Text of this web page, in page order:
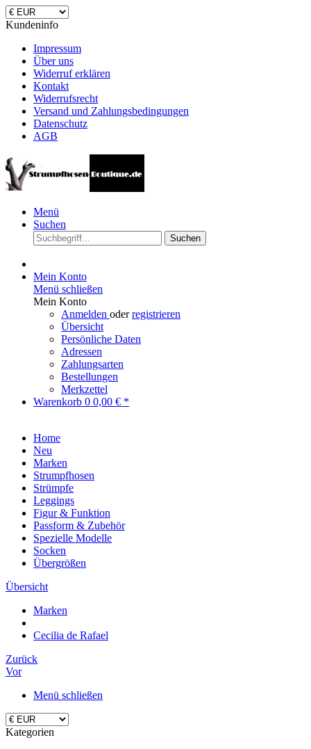
Kundeninfo
Impressum
Über uns
Widerruf erklären
Kontakt
Widerrufsrecht
Versand und Zahlungsbedingungen
Datenschutz
AGB
Menü
Suchen
Suchen
Mein Konto
Menü schließen
Mein Konto
Anmelden oderregistrieren
Übersicht
Persönliche Daten
Adressen
Zahlungsarten
Bestellungen
Merkzettel
Warenkorb 0 0,00 € *
Home
Neu
Marken
Strumpfhosen
Strümpfe
Leggings
Figur & Funktion
Passform & Zubehör
Spezielle Modelle
Socken
Übergrößen
Übersicht
Marken
Cecilia de Rafael
Zurück
Vor
Menü schließen
Kategorien